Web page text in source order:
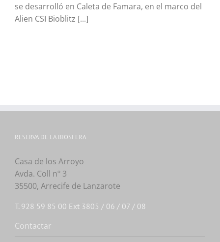
se desarrolló en Caleta de Famara, en el marco del
Alien CSI Bioblitz [...]
RESERVA DE LA BIOSFERA
Casa de los Arroyo
Avda. Coll nº 3
35500, Arrecife de Lanzarote
T. 928 59 85 00 Ext 3805 / 06 / 07 / 08
Contactar